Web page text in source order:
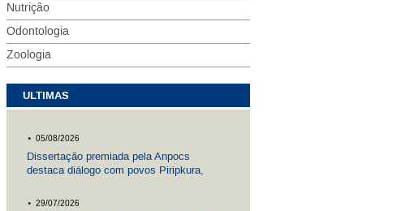
Nutrição
Odontologia
Zoologia
ULTIMAS
. 05/08/2026
Dissertação premiada pela Anpocs
destaca diálogo com povos Piripkura,
. 29/07/2026